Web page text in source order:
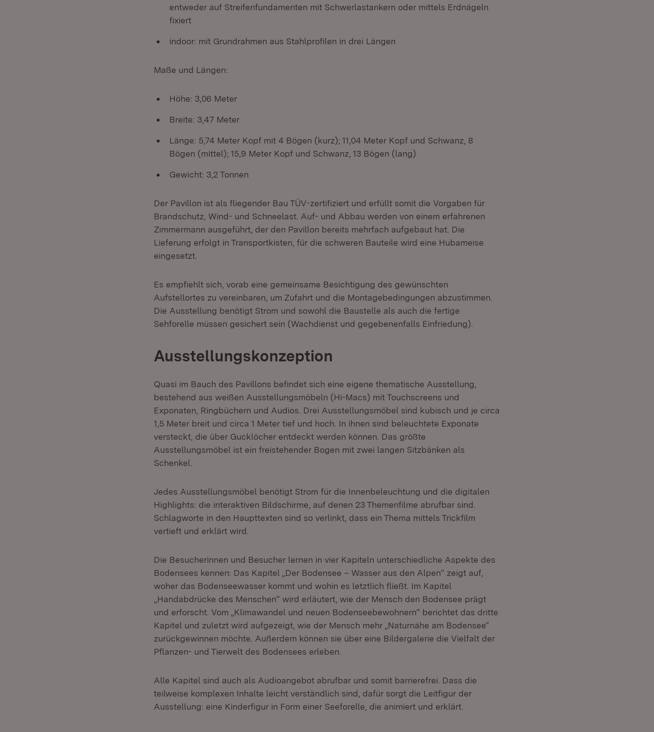
entweder auf Streifenfundamenten mit Schwerlastankern oder mittels Erdnägeln
fixiert
indoor: mit Grundrahmen aus Stahlprofilen in drei Längen
Maße und Längen:
Höhe: 3,06 Meter
Breite: 3,47 Meter
Länge: 5,74 Meter Kopf mit 4 Bögen (kurz); 11,04 Meter Kopf und Schwanz, 8
Bögen (mittel); 15,9 Meter Kopf und Schwanz, 13 Bögen (lang)
Gewicht: 3,2 Tonnen
Der Pavillon ist als fliegender Bau TÜV-zertifiziert und erfüllt somit die Vorgaben für
Brandschutz, Wind- und Schneelast. Auf- und Abbau werden von einem erfahrenen
Zimmermann ausgeführt, der den Pavillon bereits mehrfach aufgebaut hat. Die
Lieferung erfolgt in Transportkisten, für die schweren Bauteile wird eine Hubameise
eingesetzt.
Es empfiehlt sich, vorab eine gemeinsame Besichtigung des gewünschten
Aufstellortes zu vereinbaren, um Zufahrt und die Montagebedingungen abzustimmen.
Die Ausstellung benötigt Strom und sowohl die Baustelle als auch die fertige
Sehforelle müssen gesichert sein (Wachdienst und gegebenenfalls Einfriedung).
Ausstellungskonzeption
Quasi im Bauch des Pavillons befindet sich eine eigene thematische Ausstellung,
bestehend aus weißen Ausstellungsmöbeln (Hi-Macs) mit Touchscreens und
Exponaten, Ringbüchern und Audios. Drei Ausstellungsmöbel sind kubisch und je circa
1,5 Meter breit und circa 1 Meter tief und hoch. In ihnen sind beleuchtete Exponate
versteckt, die über Gucklöcher entdeckt werden können. Das größte
Ausstellungsmöbel ist ein freistehender Bogen mit zwei langen Sitzbänken als
Schenkel.
Jedes Ausstellungsmöbel benötigt Strom für die Innenbeleuchtung und die digitalen
Highlights: die interaktiven Bildschirme, auf denen 23 Themenfilme abrufbar sind.
Schlagworte in den Haupttexten sind so verlinkt, dass ein Thema mittels Trickfilm
vertieft und erklärt wird.
Die Besucherinnen und Besucher lernen in vier Kapiteln unterschiedliche Aspekte des
Bodensees kennen: Das Kapitel „Der Bodensee – Wasser aus den Alpen“ zeigt auf,
woher das Bodenseewasser kommt und wohin es letztlich fließt. Im Kapitel
„Handabdrücke des Menschen“ wird erläutert, wie der Mensch den Bodensee prägt
und erforscht. Vom „Klimawandel und neuen Bodenseebewohnern“ berichtet das dritte
Kapitel und zuletzt wird aufgezeigt, wie der Mensch mehr „Naturnähe am Bodensee“
zurückgewinnen möchte. Außerdem können sie über eine Bildergalerie die Vielfalt der
Pflanzen- und Tierwelt des Bodensees erleben.
Alle Kapitel sind auch als Audioangebot abrufbar und somit barrierefrei. Dass die
teilweise komplexen Inhalte leicht verständlich sind, dafür sorgt die Leitfigur der
Ausstellung: eine Kinderfigur in Form einer Seeforelle, die animiert und erklärt.